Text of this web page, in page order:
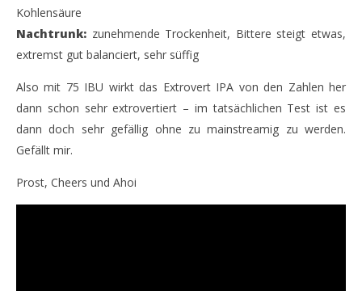
Kohlensäure
Nachtrunk: zunehmende Trockenheit, Bittere steigt etwas,
extremst gut balanciert, sehr süffig
Also mit 75 IBU wirkt das Extrovert IPA von den Zahlen her
dann schon sehr extrovertiert – im tatsächlichen Test ist es
dann doch sehr gefällig ohne zu mainstreamig zu werden.
Gefällt mir.
Prost, Cheers und Ahoi